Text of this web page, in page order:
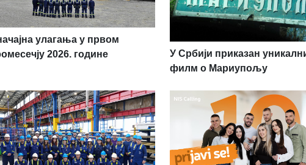
улагања у првом
2026. године
У Србији приказан
филм о Мариупољу